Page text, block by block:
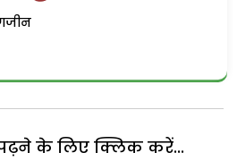
के लिए क्लिक करें...